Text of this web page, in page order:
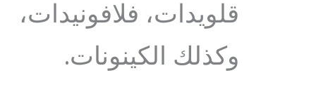
قلويدات، فلافونيدات،
وكذلك الكينونات.